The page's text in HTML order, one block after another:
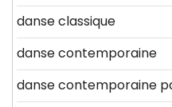
danse classique
danse contemporaine
danse contemporaine